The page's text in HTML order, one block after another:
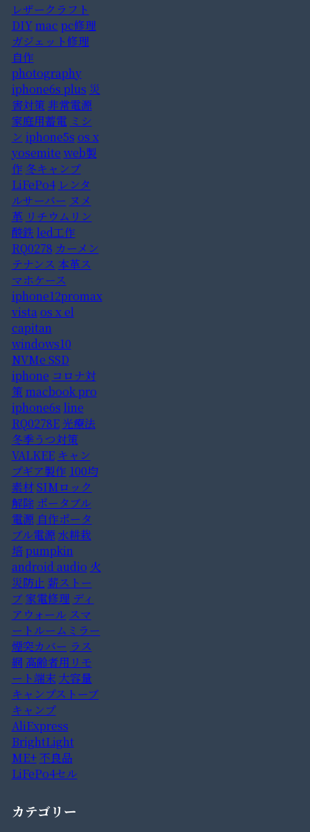
レザークラフト
DIYmac pc修理
ガジェット修理
自作
photography
iphone6s plus 災
害対策非常電源
家庭用蓄電 ミシ
ン iphone5s os x
yosemite web製
作 冬キャンプ
LiFePo4 レンタ
ルサーバー ヌメ
革 リチウムリン
酸鉄 led工作
RQ0278 カーメン
テナンス 本革ス
マホケース
iphone12promax
vistaos x el
capitan
windows10
NVMe SSD
iphone コロナ対
策macbook pro
iphone6s line
RQ0278E 光療法
冬季うつ対策
VALKEE キャン
プギア製作 100均
素材SIMロック
解除 ポータブル
電源 自作ポータ
ブル電源水耕栽
培pumpkin
android audio 火
災防止 薪ストー
ブ家電修理 ディ
アウォール スマ
ートルームミラー
煙突カバー ラス
網 高齢者用リモ
ート端末大容量
キャンプストーブ
キャンプ
AliExpress
BrightLight
ME+不良品
LiFePo4セル
カテゴリー